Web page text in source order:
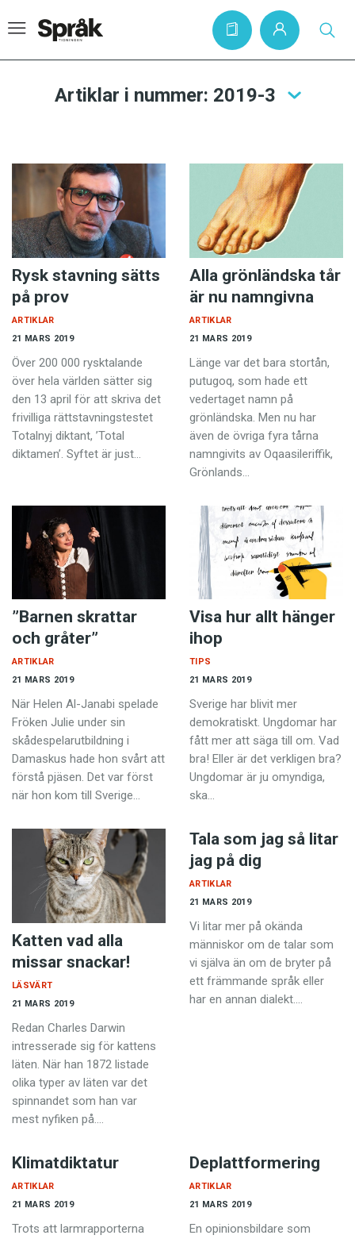
Krönikor
Språkfrågor
Skrivtips
Bokrecensioner
Kviss
Podden
Anmäl till språkpolisen
Föreslå nyord
Annonsera
Prenumerera
Läs Språktidningen digitalt
Press
Artiklar i nummer: 2019-3
Rysk stavning sätts
på prov
21 MARS 2019
ARTIKLAR
Över 200 000 rysktalande
över hela världen sätter sig
den 13 april för att skriva det
frivilliga rättstavningstestet
Totalnyj diktant, ’Total
diktamen’. Syftet är just…
Alla grönländska tår
är nu namngivna
21 MARS 2019
ARTIKLAR
Länge var det bara stortån,
putugoq, som hade ett
vedertaget namn på
grönländska. Men nu har
även de övriga fyra tårna
namngivits av Oqaasileriffik,
Grönlands…
”Barnen skrattar
och gråter”
21 MARS 2019
ARTIKLAR
När Helen Al-Janabi spelade
Fröken Julie under sin
skådespelarutbildning i
Damaskus hade hon svårt att
förstå pjäsen. Det var först
när hon kom till Sverige…
Visa hur allt hänger
ihop
21 MARS 2019
TIPS
Sverige har blivit mer
demokratiskt. Ungdomar har
fått mer att säga till om. Vad
bra! Eller är det verkligen bra?
Ungdomar är ju omyndiga,
ska…
Katten vad alla
missar snackar!
21 MARS 2019
LÄSVÄRT
Redan Charles Darwin
intresserade sig för kattens
läten. När han 1872 listade
olika typer av läten var det
spinnandet som han var
mest nyfiken på.…
Tala som jag så litar
jag på dig
21 MARS 2019
ARTIKLAR
Vi litar mer på okända
människor om de talar som
vi själva än om de bryter på
ett främmande språk eller
har en annan dialekt.…
Klimatdiktatur
21 MARS 2019
ARTIKLAR
Trots att larmrapporterna
Deplattformering
21 MARS 2019
ARTIKLAR
En opinionsbildare som